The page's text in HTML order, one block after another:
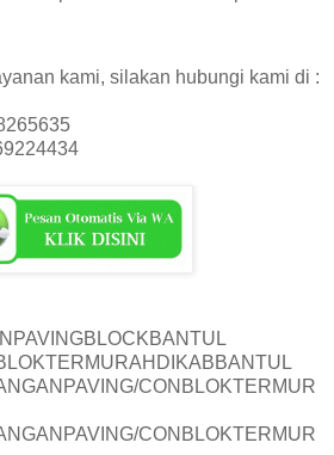
kami, silakan hubungi kami di :
CONBLOKTERMUR
CONBLOKTERMUR